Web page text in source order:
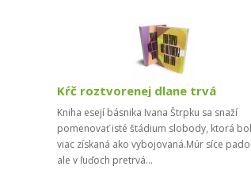
Kŕč roztvorenej dlane trvá
Kniha esejí básnika Ivana Štrpku sa snaží
pomenovať isté štádium slobody, ktorá
viac získaná ako vybojovaná.Múr síce
ale v ľuďoch pretrvá...